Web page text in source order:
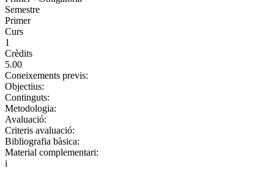
Semestre
Primer
Curs
1
Crèdits
5.00
Coneixements previs:
Objectius:
Continguts:
Metodologia:
Avaluació:
Criteris avaluació:
Bibliografia bàsica:
Material complementari:
i